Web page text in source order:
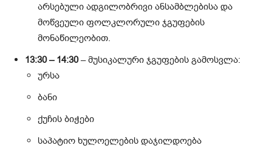
არსებული ადგილობრივი ანსამბლებისა და
მოწვეული ფოლკლორული ჯგუფების
მონაწილეობით.
13:30 – 14:30– მუსიკალური ჯგუფების გამოსვლა:
ურსა
ბანი
ქუჩის ბიჭები
საპატიო ხულოელების დაჯილდოება